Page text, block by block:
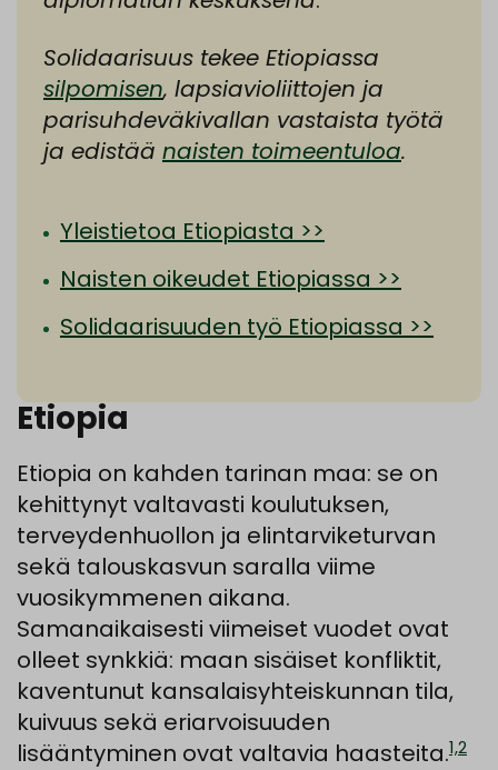
Solidaarisuus tekee Etiopiassa
silpomisen, lapsiavioliittojen ja
parisuhdeväkivallan vastaista työtä
ja edistää naisten toimeentuloa.
Yleistietoa Etiopiasta >>
Naisten oikeudet Etiopiassa >>
Solidaarisuuden työ Etiopiassa >>
Etiopia
Etiopia on kahden tarinan maa: se on
kehittynyt valtavasti koulutuksen,
terveydenhuollon ja elintarviketurvan
sekä talouskasvun saralla viime
vuosikymmenen aikana.
Samanaikaisesti viimeiset vuodet ovat
olleet synkkiä: maan sisäiset konfliktit,
kaventunut kansalaisyhteiskunnan tila,
kuivuus sekä eriarvoisuuden
lisääntyminen ovat valtavia haasteita.1,2